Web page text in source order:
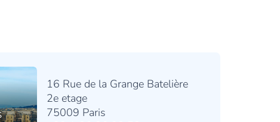
16 Rue de la Grange Batelière
2e etage
75009 Paris